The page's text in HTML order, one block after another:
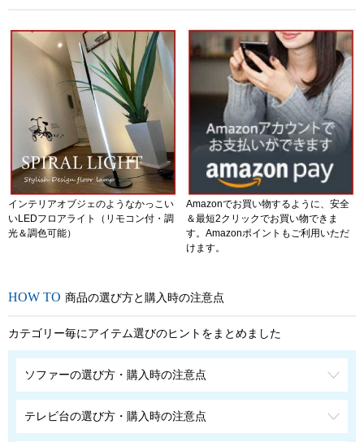
インテリアオブジェのようなかっこい
いLEDフロアライト（リモコン付・調
光＆調色可能）
Amazonでお買い物するように、安全
＆最短2クリックでお買い物できま
す。Amazonポイントもご利用いただ
けます。
商品の選び方と購入時の注意点
カテゴリー毎にアイテム選びのヒントをまとめました
ソファーの選び方・購入時の注意点
テレビ台の選び方・購入時の注意点